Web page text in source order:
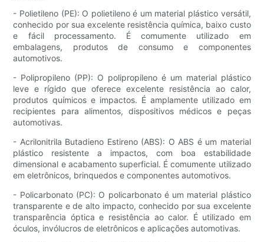
- Polietileno (PE): O polietileno é um material plástico versátil,
conhecido por sua excelente resistência química, baixo custo
e fácil processamento. É comumente utilizado em
embalagens, produtos de consumo e componentes
automotivos.
- Polipropileno (PP): O polipropileno é um material plástico
leve e rígido que oferece excelente resistência ao calor,
produtos químicos e impactos. É amplamente utilizado em
recipientes para alimentos, dispositivos médicos e peças
automotivas.
- Acrilonitrila Butadieno Estireno (ABS): O ABS é um material
plástico resistente a impactos, com boa estabilidade
dimensional e acabamento superficial. É comumente utilizado
em eletrônicos, brinquedos e componentes automotivos.
- Policarbonato (PC): O policarbonato é um material plástico
transparente e de alto impacto, conhecido por sua excelente
transparência óptica e resistência ao calor. É utilizado em
óculos, invólucros de eletrônicos e aplicações automotivas.